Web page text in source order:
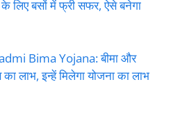
लिए बसों में फ्री सफर, ऐसे बनेगा
Bima Yojana: बीमा और
का लाभ, इन्हें मिलेगा योजना का लाभ